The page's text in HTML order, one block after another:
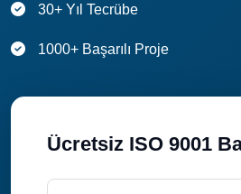
30+ Yıl Tecrübe
1000+ Başarılı Proje
Ücretsiz ISO 9001